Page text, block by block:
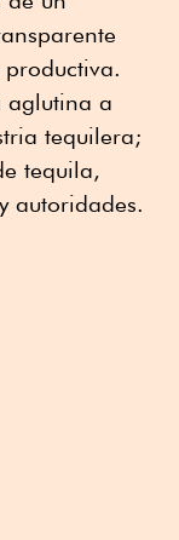
aglutina a
tequilera;
tequila,
autoridades.